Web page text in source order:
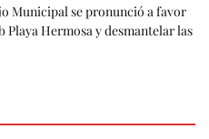
Municipal se pronunció a favor
Playa Hermosa y desmantelar las